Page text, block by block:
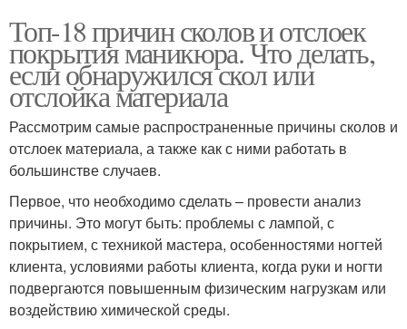
Топ-18 причин сколов и отслоек
покрытия маникюра. Что делать,
если обнаружился скол или
отслойка материала
Рассмотрим самые распространенные причины сколов и
отслоек материала, а также как с ними работать в
большинстве случаев.
Первое, что необходимо сделать – провести анализ
причины. Это могут быть: проблемы с лампой, с
покрытием, с техникой мастера, особенностями ногтей
клиента, условиями работы клиента, когда руки и ногти
подвергаются повышенным физическим нагрузкам или
воздействию химической среды.